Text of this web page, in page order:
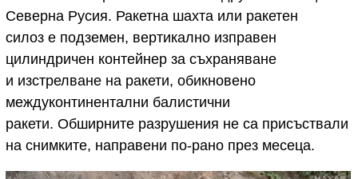
Северна Русия. Ракетна шахта или ракетен
силоз е подземен, вертикално изправен
цилиндричен контейнер за съхраняване
и изстрелване на ракети, обикновено
междуконтинентални балистични
ракети. Обширните разрушения не са присъствали
на снимките, направени по-рано през месеца.